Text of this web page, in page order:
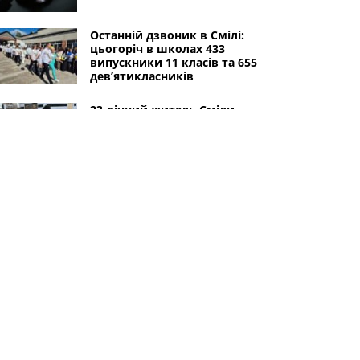
Останній дзвоник в Смілі:
цьогоріч в школах 433
випускники 11 класів та 655
дев’ятикласників
23-річний житель Сміли